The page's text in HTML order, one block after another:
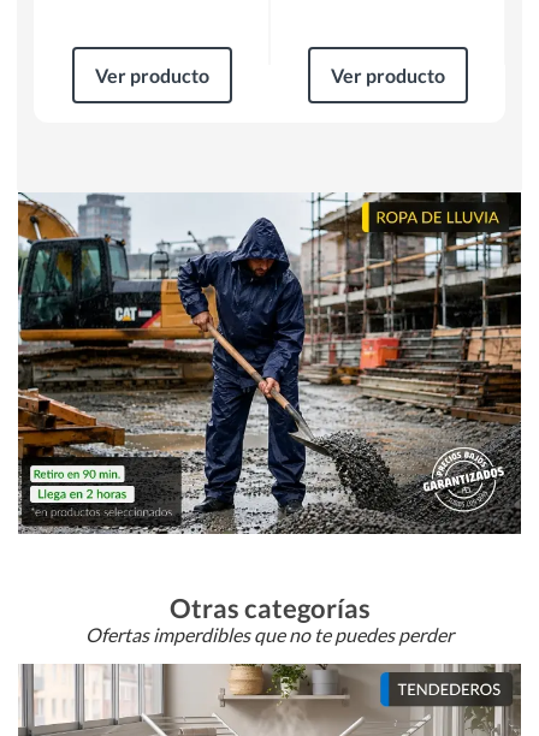
Ver producto Ver producto
Otras categorías
Ofertas imperdibles que no te puedes perder